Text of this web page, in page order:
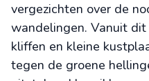
vergezichten over de
wandelingen. Vanuit
kliffen en kleine
tegen de groene